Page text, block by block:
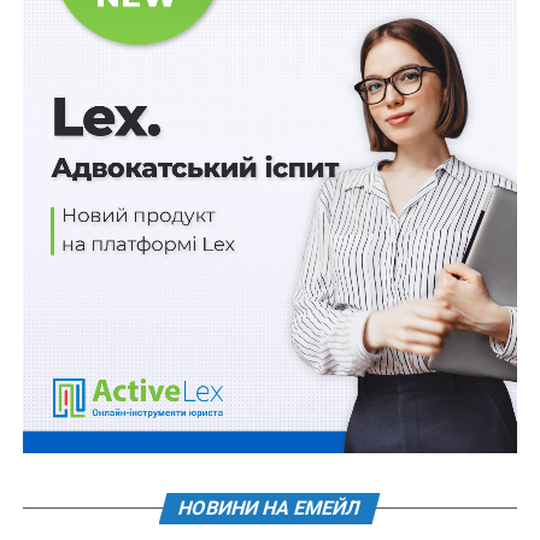
стає вже не лише факт наявності підстав для
бронювання, а й постійна безпомилковість
Юридично важливо відразу відділити міфи від
норми. З 1 квітня не з’явився якийсь окремий «новий
закон про полювання на фіктивне бронювання».
Реальною правовою межею стало інше: бронювання,
оформлені за старими правилами, втратили чинність,
а подальше бронювання стало доступним лише тим
підприємствам, які оновили статус критичності за
новими вимогами; одночасно було відновлено
стандартний строк розгляду заяв — 72 години. Отже,
для бізнесу проблема полягає не в одноразовому
«ввімкненні репресивного механізму», а в тому, що
держава завершила перехід від тимчасового та
бронювання функціонує лише за умови постійної
НОВИНИ НА ЕМЕЙЛ